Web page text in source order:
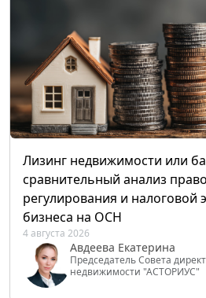
Лизинг недвижимости или
сравнительный анализ
регулирования и налоговой
бизнеса на ОСН
4 августа 2026
Авдеева Екатерина
Председатель Совета
недвижимости "АСТОРИУС"